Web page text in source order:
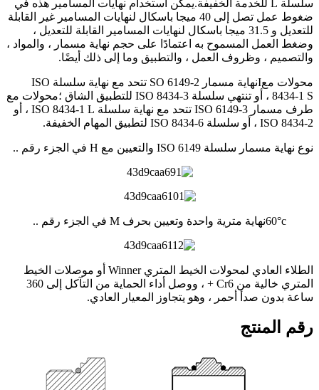
سلسلة L للخدمة الخفيفة.يمكن استخدام نهايات المسامير هذه في
ضغوط عمل تصل إلى 40 ميجا باسكال لنهايات المسامير غير القابلة
للتعديل و 31.5 ميجا باسكال لنهايات المسامير القابلة للتعديل ،
وضغط العمل المسموح به اعتمادًا على حجم نهاية مسمار ، والمواد ،
والتصميم ، وظروف العمل ، والتطبيق وما إلى ذلك أيضًا.
محولات معI
نهاية مسمار SO 6149-2 تتحد مع نهاية سلسلة ISO
8434-1 S ، أو تنتهي سلسلة ISO 8434-3 للتطبيق الشاق ؛محولات مع
طرف مسمار ISO 6149-3 تتحد مع نهاية سلسلة ISO 8434-1 L ، أو
ISO 8434-2 ، أو سلسلة ISO 8434-6 لتطبيق المهام الخفيفة.
نوع نهاية مسمار سلسلة ISO 6149 والتعيين مع H في الجزء رقم ..
60°c نهاية مترية واحدة وتعيين بحرف M في الجزء رقم ..
الطلاء العادي لمحولات الخيط المتري Winner أو موصلات الخيط
المتري خالية من Cr6 + ، ووصل أداء الحماية من التآكل إلى 360
ساعة بدون صدأ أحمر ، وهو يتجاوز المعيار العادي.
رقم المنتج